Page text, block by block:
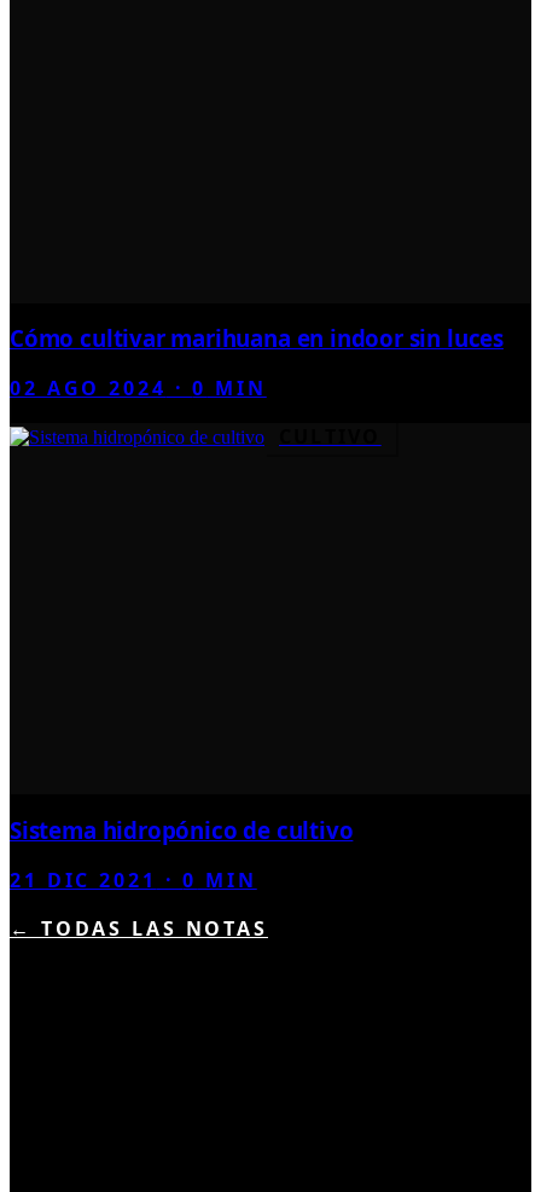
Cómo cultivar marihuana en indoor sin luces
02 AGO 2024 ·0 MIN
Sistema hidropónico de cultivo
21 DIC 2021 ·0 MIN
← TODAS LAS NOTAS